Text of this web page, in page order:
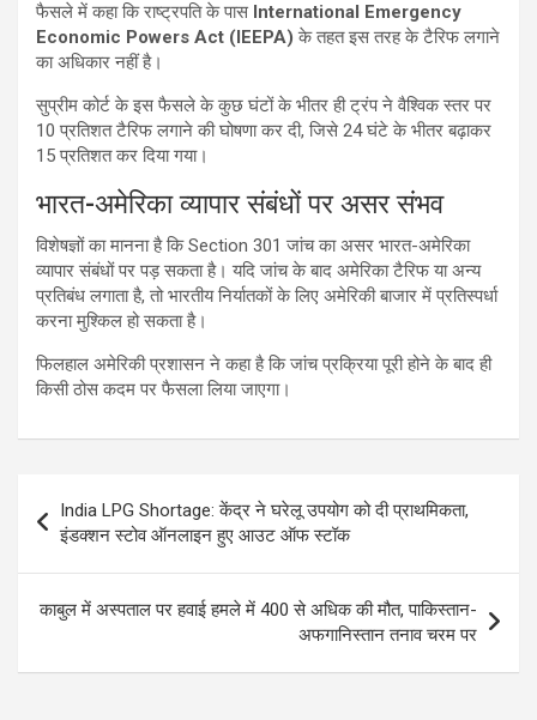
फैसले में कहा कि राष्ट्रपति के पास International Emergency
Economic Powers Act (IEEPA) के तहत इस तरह के टैरिफ लगाने
का अधिकार नहीं है।
सुप्रीम कोर्ट के इस फैसले के कुछ घंटों के भीतर ही ट्रंप ने वैश्विक स्तर पर
10 प्रतिशत टैरिफ लगाने की घोषणा कर दी, जिसे 24 घंटे के भीतर बढ़ाकर
15 प्रतिशत कर दिया गया।
भारत-अमेरिका व्यापार संबंधों पर असर संभव
विशेषज्ञों का मानना है कि Section 301 जांच का असर भारत-अमेरिका
व्यापार संबंधों पर पड़ सकता है। यदि जांच के बाद अमेरिका टैरिफ या अन्य
प्रतिबंध लगाता है, तो भारतीय निर्यातकों के लिए अमेरिकी बाजार में प्रतिस्पर्धा
करना मुश्किल हो सकता है।
फिलहाल अमेरिकी प्रशासन ने कहा है कि जांच प्रक्रिया पूरी होने के बाद ही
किसी ठोस कदम पर फैसला लिया जाएगा।
navigation
India LPG Shortage: केंद्र ने घरेलू उपयोग को दी प्राथमिकता,
इंडक्शन स्टोव ऑनलाइन हुए आउट ऑफ स्टॉक
काबुल में अस्पताल पर हवाई हमले में 400 से अधिक की मौत, पाकिस्तान-
अफगानिस्तान तनाव चरम पर